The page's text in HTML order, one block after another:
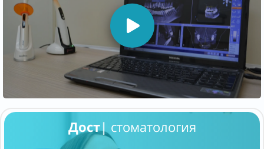
Над|стоматология